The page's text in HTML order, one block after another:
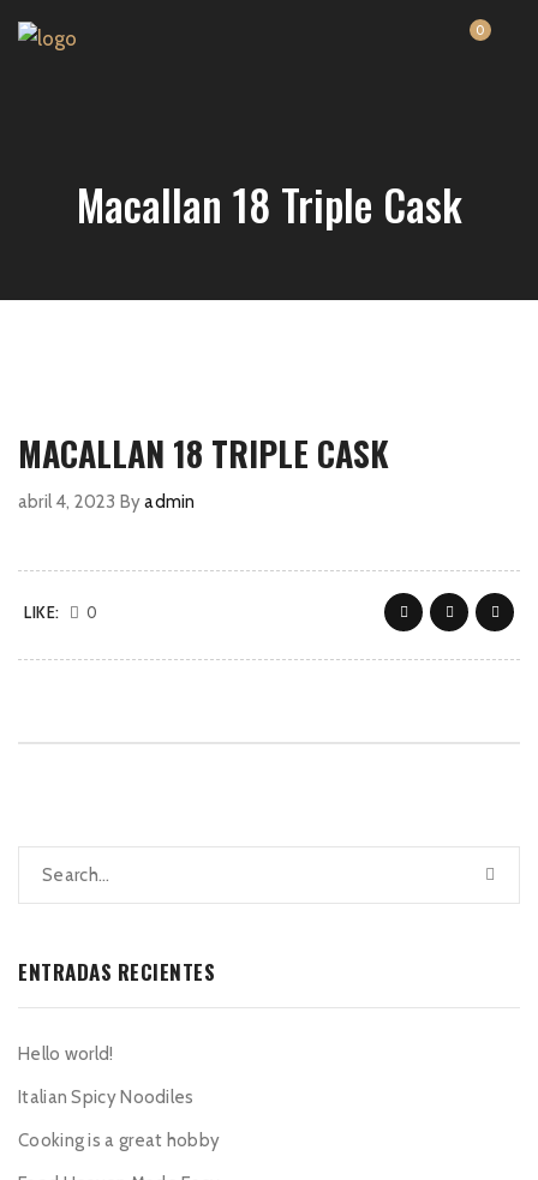
0
Macallan 18 Triple Cask
MACALLAN 18 TRIPLE CASK
abril 4, 2023 Byadmin
LIKE: 0
ENTRADAS RECIENTES
Hello world!
Italian Spicy Noodiles
Cooking is a great hobby